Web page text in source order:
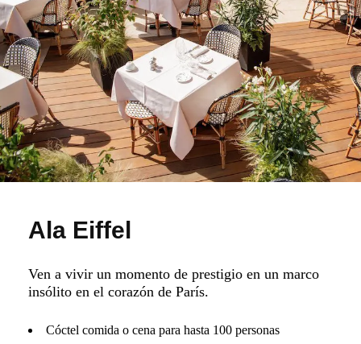
Ala Eiffel
Ven a vivir un momento de prestigio en un marco
insólito en el corazón de París.
Cóctel comida o cena para hasta 100 personas